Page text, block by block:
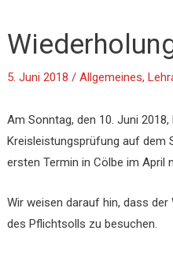
5. Juni 2018/Allgemeines,
Am Sonntag, den 10. Juni
Kreisleistungsprüfung auf dem
ersten Termin in Cölbe im April
Wir weisen darauf hin, dass
des Pflichtsolls zu besuchen.